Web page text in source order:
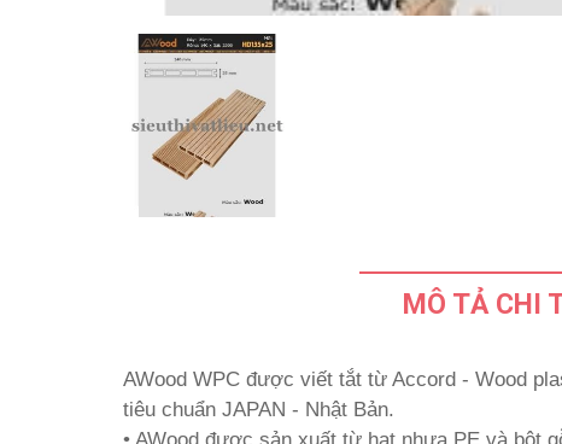
MÔ TẢ CHI
AWood WPC được viết tắt từ Accord - Wood
tiêu chuẩn JAPAN - Nhật Bản.
• AWood được sản xuất từ hạt nhựa PE và bột